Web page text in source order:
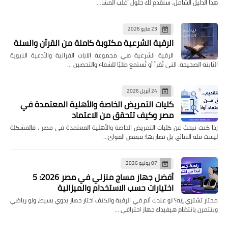
هذا الدليل الشامل، سنقدم لك حلول أغلب المشا…
23 مايو 2026
الرقية الشرعية مكتوبة كاملة من القرآن والسنة
الرقية الشرعية هي مجموعة الآيات القرآنية والأدعية النبوية
الثابتة الصحيحة، التي تُقرأ أو تُستمع طلبًا للشفاء والتحصين …
24 أبريل 2026
كليات التمريض الخاصة والأهلية المعتمدة في
مصر وكيف تتحقق من الاعتماد
إذا كنت تبحث عن كليات التمريض الخاصة والأهلية المعتمدة في مصر ، فالمشكلة
ليست قلة النتائج، بل تضاربها؛ فبعض القوائ…
07 يوليو 2026
أفضل جهاز مساج منزلي في مصر 2026: 5
اختيارات حسب الاستخدام والميزانية
محتار تشتري إيه؟ لو عندك ألم في الرقبة والكتف اختار جهاز يدوي بسيط، ولو رياضي
وبتتمرن بانتظام هيفيدك جهاز احترافي …